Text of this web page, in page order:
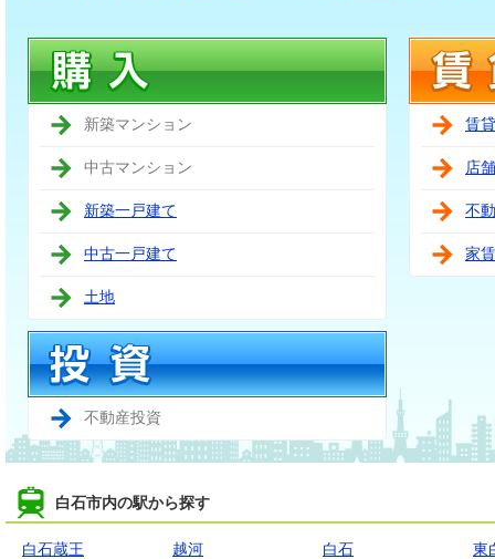
新築マンション
中古マンション
新築一戸建て
中古一戸建て
土地
不動産投資
賃
店
不
家
白石市内の駅から探す
白石蔵王 越河 白石 東